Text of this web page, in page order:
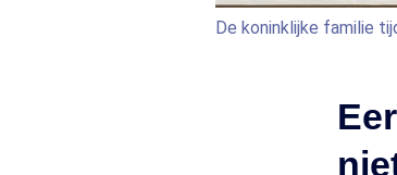
De koninklijke familie